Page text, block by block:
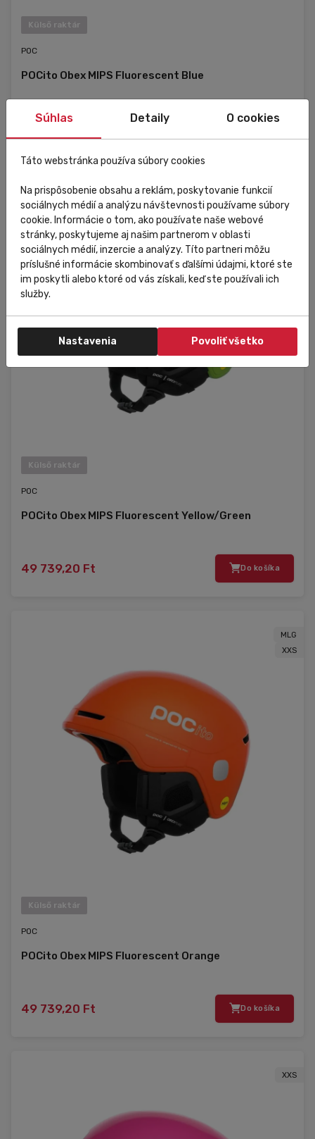
Külső raktár
POC
POCito Obex MIPS Fluorescent Blue
XSS
Külső raktár
POC
POCito Obex MIPS Fluorescent Yellow/Green
49 739,20 Ft Do košíka
MLG
XXS
Külső raktár
POC
POCito Obex MIPS Fluorescent Orange
49 739,20 Ft Do košíka
XXS
Súhlas Detaily O cookies
Táto webstránka používa súbory cookies
Na prispôsobenie obsahu a reklám, poskytovanie funkcií
sociálnych médií a analýzu návštevnosti používame súbory
cookie. Informácie o tom, ako používate naše webové
stránky, poskytujeme aj našim partnerom v oblasti
sociálnych médií, inzercie a analýzy. Títo partneri môžu
príslušné informácie skombinovať s ďalšími údajmi, ktoré ste
im poskytli alebo ktoré od vás získali, keď ste používali ich
služby.
Nastavenia Povoliť všetko